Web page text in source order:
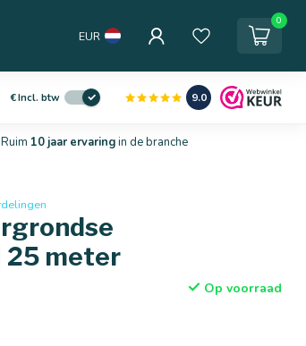
EUR
0
€Incl. btw 9.0
Ruim 10 jaar ervaringin de branche
25 meter
Op voorraad